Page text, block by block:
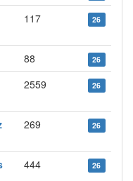
117 26
88 26
2559 26
269 26
444 26